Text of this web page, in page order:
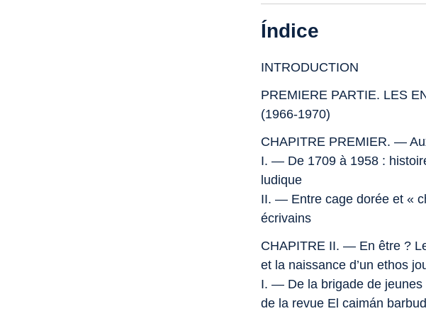
Índice
INTRODUCTION
PREMIERE PARTIE. LES
(1966-1970)
CHAPITRE PREMIER. —
I. — De 1709 à 1958 :
ludique
II. — Entre cage dorée et «
écrivains
CHAPITRE II. — En être ?
et la naissance d’un ethos
I. — De la brigade de jeunes
de la revue El caimán